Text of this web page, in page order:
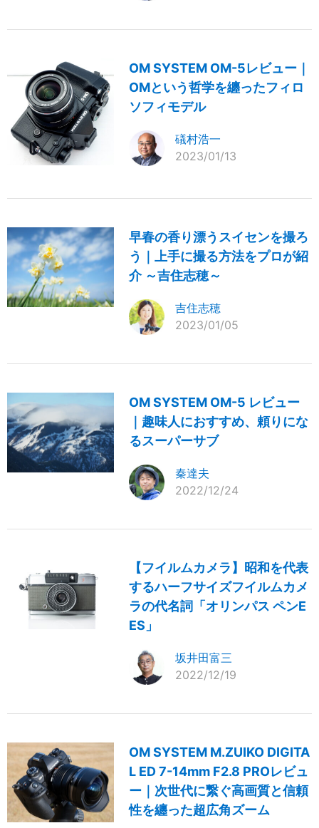
OM SYSTEM OM-5レビュー｜
OMという哲学を纏ったフィロ
ソフィモデル
礒村浩一
2023/01/13
早春の香り漂うスイセンを撮ろ
う｜上手に撮る方法をプロが紹
介 ～吉住志穂～
吉住志穂
2023/01/05
OM SYSTEM OM-5 レビュー
｜趣味人におすすめ、頼りにな
るスーパーサブ
秦達夫
2022/12/24
【フイルムカメラ】昭和を代表
するハーフサイズフイルムカメ
ラの代名詞「オリンパス ペンE
ES」
坂井田富三
2022/12/19
OM SYSTEM M.ZUIKO DIGITA
L ED 7-14mm F2.8 PROレビュ
ー｜次世代に繋ぐ高画質と信頼
性を纏った超広角ズーム